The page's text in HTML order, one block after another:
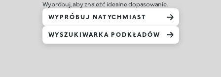
Wypróbuj, aby znaleźć idealne dopasowanie.
WYPRÓBUJ NATYCHMIAST
WYSZUKIWARKA PODKŁADÓW